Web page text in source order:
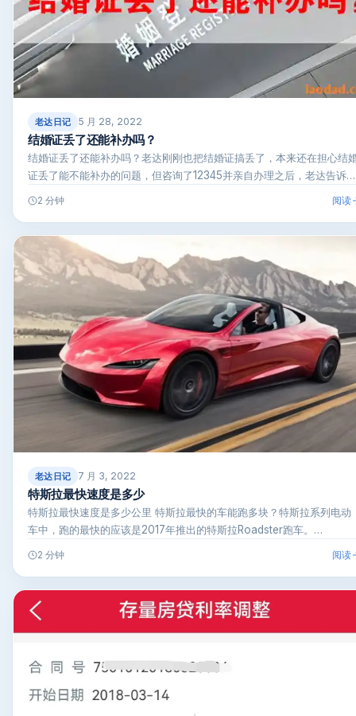
老达日记 5 月 28, 2022
结婚证丢了还能补办吗？
结婚证丢了还能补办吗？老达刚刚也把结婚证搞丢了，本来还在担心结
证丢了能不能补办的问题，但咨询了12345并亲自办理之后，老达告诉…
2 分钟 阅读
老达日记 7 月 3, 2022
特斯拉最快速度是多少
特斯拉最快速度是多少公里 特斯拉最快的车能跑多块？特斯拉系列电动
车中，跑的最快的应该是2017年推出的特斯拉Roadster跑车。…
2 分钟 阅读